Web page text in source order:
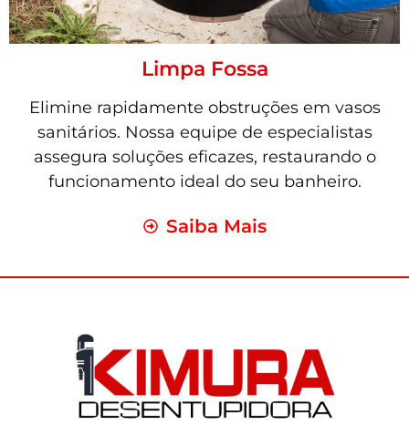
Limpa Fossa
Elimine rapidamente obstruções em vasos
sanitários. Nossa equipe de especialistas
assegura soluções eficazes, restaurando o
funcionamento ideal do seu banheiro.
Saiba Mais